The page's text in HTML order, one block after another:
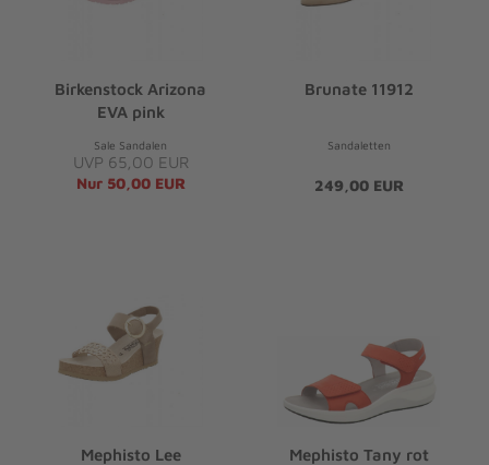
Birkenstock Arizona
EVA pink
Sale Sandalen
UVP 65,00 EUR
Nur 50,00 EUR
Brunate 11912
Sandaletten
249,00 EUR
Mephisto Lee Mephisto Tany rot